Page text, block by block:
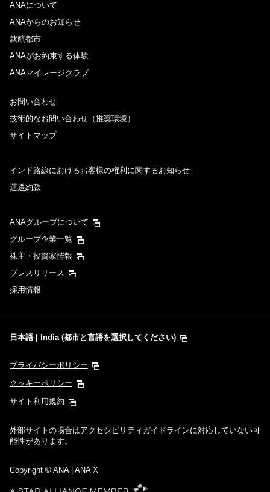
ANAについて
ANAからのお知らせ
就航都市
ANAがお約束する体験
ANAマイレージクラブ
お問い合わせ
技術的なお問い合わせ（推奨環境）
サイトマップ
インド路線におけるお客様の権利に関するお知らせ
運送約款
ANAグループについて
グループ企業一覧
株主・投資家情報
プレスリリース
採用情報
日本語 | India (都市と言語を選択してください)
プライバシーポリシー
クッキーポリシー
サイト利用規約
外部サイトの場合はアクセシビリティガイドラインに対応していない可
能性があります。
Copyright © ANA | ANA X